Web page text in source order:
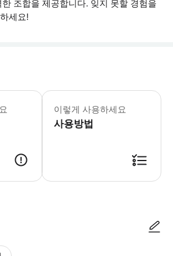
조합을 제공합니다. 잊지 못할 경험을
세요!
* 소요시간 : 2880분 (옵션에 따라 소
이렇게 사용하세요
사용방법